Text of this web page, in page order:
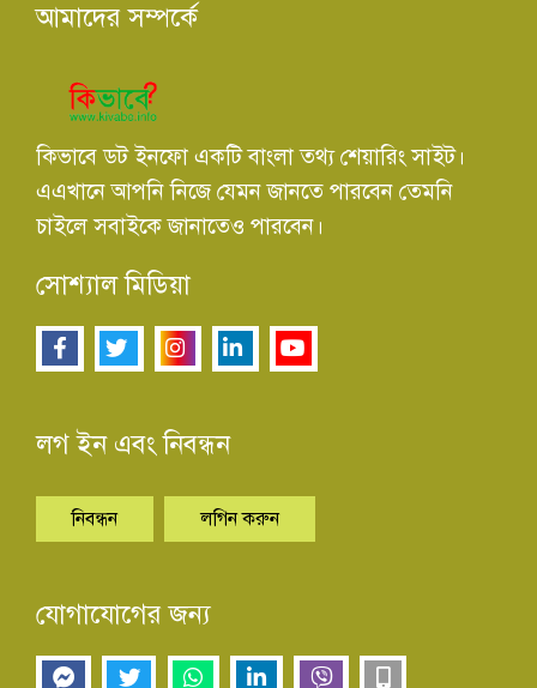
আমাদের সম্পর্কে
কিভাবে ডট ইনফো একটি বাংলা তথ্য শেয়ারিং সাইট।
এএখানে আপনি নিজে যেমন জানতে পারবেন তেমনি
চাইলে সবাইকে জানাতেও পারবেন।
সোশ্যাল মিডিয়া
লগ ইন এবং নিবন্ধন
নিবন্ধন লগিন করুন
যোগাযোগের জন্য